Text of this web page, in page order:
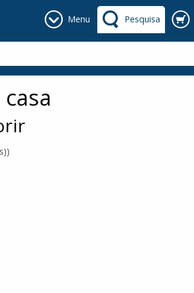
Menu Pesquisa